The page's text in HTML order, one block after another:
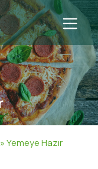
»Yemeye Hazır